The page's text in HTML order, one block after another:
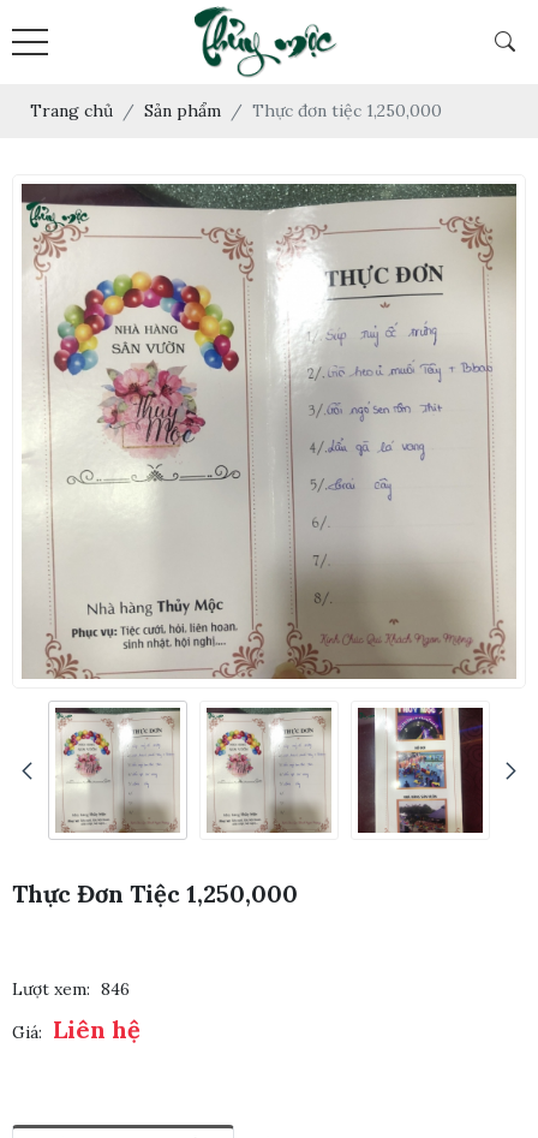
Trang chủ Sản phẩm Thực đơn tiệc 1,250,000
Thực Đơn Tiệc 1,250,000
Lượt xem: 846
Giá:
Liên hệ